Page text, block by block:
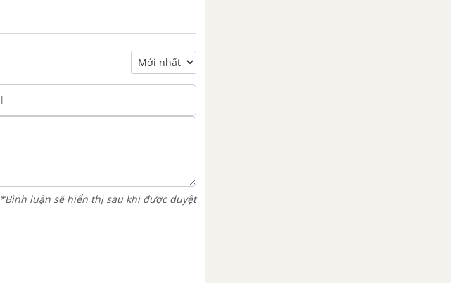
*Bình luận sẽ hiển thị sau khi được duyệt